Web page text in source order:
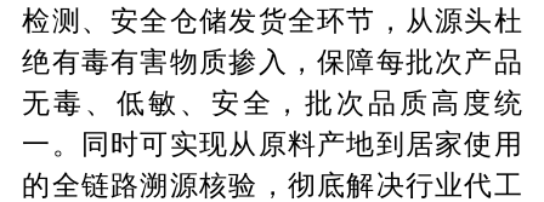
检测、安全仓储发货全环节，从源头杜
绝有毒有害物质掺入，保障每批次产品
无毒、低敏、安全，批次品质高度统
一。同时可实现从原料产地到居家使用
的全链路溯源核验，彻底解决行业代工